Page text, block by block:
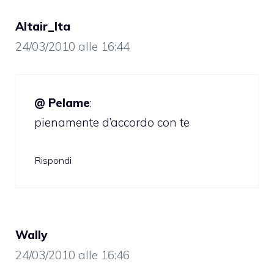
Altair_Ita
24/03/2010 alle 16:44
@ Pelame:
pienamente d’accordo con te
Rispondi
Wally
24/03/2010 alle 16:46